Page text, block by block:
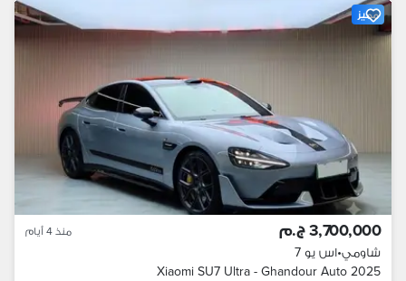
مميز
3,700,000 ج.م منذ 4 أيام
شاومي•اس يو 7
2025 Xiaomi SU7 Ultra - Ghandour Auto